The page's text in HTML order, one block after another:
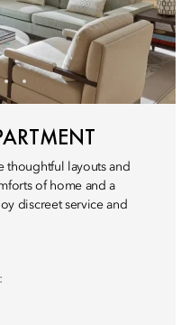
thoughtful layouts and
of home and a
discreet service and